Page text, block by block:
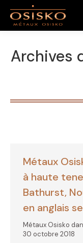
Archives
Métaux
à haute
Bathurst,
en anglais
Métaux Osisko
30 octobre 2018